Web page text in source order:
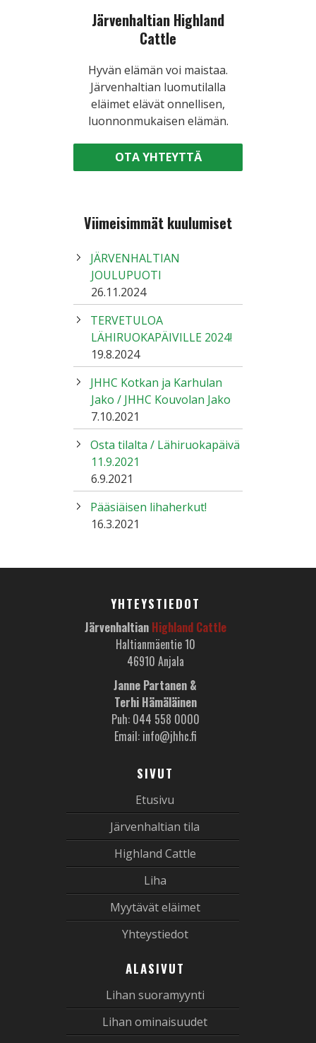
Järvenhaltian Highland
Cattle
Hyvän elämän voi maistaa.
Järvenhaltian luomutilalla
eläimet elävät onnellisen,
luonnonmukaisen elämän.
OTA YHTEYTTÄ
Viimeisimmät kuulumiset
JÄRVENHALTIAN
JOULUPUOTI
26.11.2024
TERVETULOA
LÄHIRUOKAPÄIVILLE 2024!
19.8.2024
JHHC Kotkan ja Karhulan
Jako / JHHC Kouvolan Jako
7.10.2021
Osta tilalta / Lähiruokapäivä
11.9.2021
6.9.2021
Pääsiäisen lihaherkut!
16.3.2021
YHTEYSTIEDOT
Järvenhaltian Highland Cattle
Haltianmäentie 10
46910 Anjala
Janne Partanen &
Terhi Hämäläinen
Puh: 044 558 0000
Email: info@jhhc.fi
SIVUT
Etusivu
Järvenhaltian tila
Highland Cattle
Liha
Myytävät eläimet
Yhteystiedot
ALASIVUT
Lihan suoramyynti
Lihan ominaisuudet